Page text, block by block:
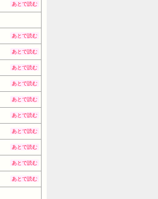
あとで読む
あとで読む
あとで読む
あとで読む
あとで読む
あとで読む
あとで読む
あとで読む
あとで読む
あとで読む
あとで読む